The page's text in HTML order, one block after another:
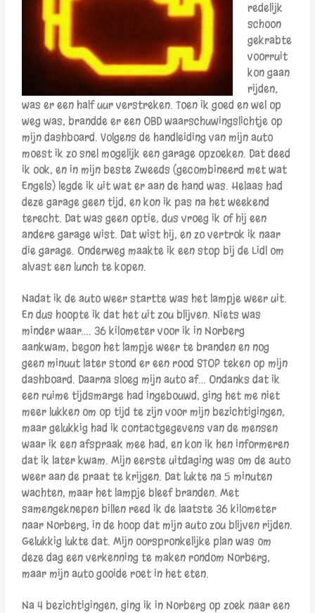
redelijk
schoon
gekrabte
voorruit
kon gaan
rijden,
was er een half uur verstreken. Toen ik goed en wel op
weg was, brandde er een OBD waarschuwingslichtje op
mijn dashboard. Volgens de handleiding van mijn auto
moest ik zo snel mogelijk een garage opzoeken. Dat deed
ik ook, en in mijn beste Zweeds (gecombineerd met wat
Engels) legde ik uit wat er aan de hand was. Helaas had
deze garage geen tijd, en kon ik pas na het weekend
terecht. Dat was geen optie, dus vroeg ik of hij een
andere garage wist. Dat wist hij, en zo vertrok ik naar
die garage. Onderweg maakte ik een stop bij de Lidl om
alvast een lunch te kopen.
Nadat ik de auto weer startte was het lampje weer uit.
En dus hoopte ik dat het uit zou blijven. Niets was
minder waar…. 36 kilometer voor ik in Norberg
aankwam, begon het lampje weer te branden en nog
geen minuut later stond er een rood STOP teken op mijn
dashboard. Daarna sloeg mijn auto af… Ondanks dat ik
een ruime tijdsmarge had ingebouwd, ging het me niet
meer lukken om op tijd te zijn voor mijn bezichtigingen,
maar gelukkig had ik contactgegevens van de mensen
waar ik een afspraak mee had, en kon ik hen informeren
dat ik later kwam. Mijn eerste uitdaging was om de auto
weer aan de praat te krijgen. Dat lukte na 5 minuten
wachten, maar het lampje bleef branden. Met
samengeknepen billen reed ik de laatste 36 kilometer
naar Norberg, in de hoop dat mijn auto zou blijven rijden.
Gelukkig lukte dat. Mijn oorspronkelijke plan was om
deze dag een verkenning te maken rondom Norberg,
maar mijn auto gooide roet in het eten.
Na 4 bezichtigingen, ging ik in Norberg op zoek naar een